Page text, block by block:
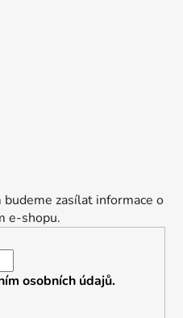
zasílat informace o
e-shopu.
osobních údajů.